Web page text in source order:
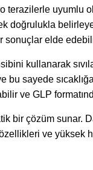
uyumlu
doğrulukla
sonuçlar elde
kullanarak
bu sayede
ve GLP
çözüm sunar.
ve